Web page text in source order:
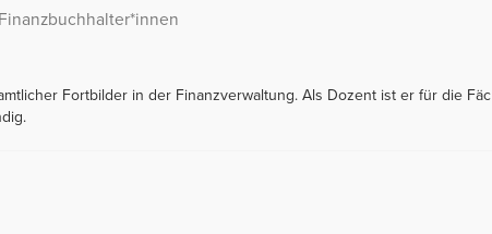
Fortbilder in der Finanzverwaltung. Als Dozent ist er für die